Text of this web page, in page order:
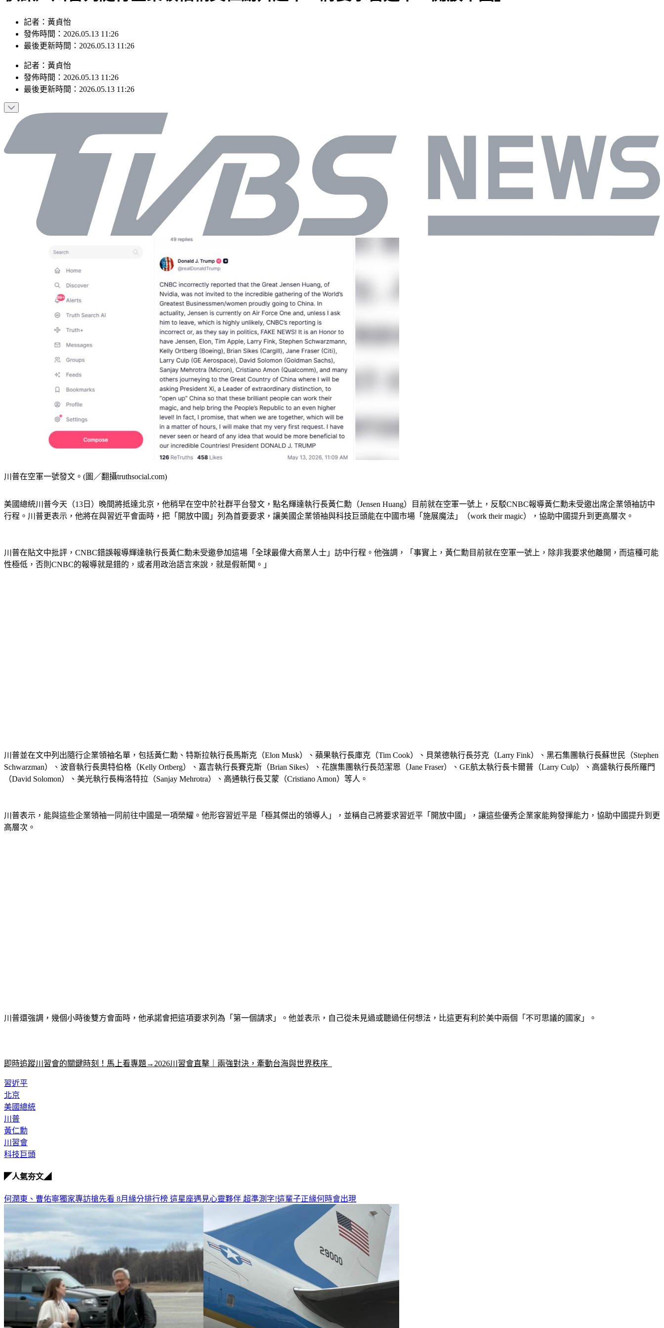
記者：黃貞怡
發佈時間：2026.05.13 11:26
最後更新時間：2026.05.13 11:26
記者 ： 黃貞怡
發佈時間： 2026.05.13 11:26
最後更新時間： 2026.05.13 11:26
川普在空軍一號發文。(圖／翻攝truthsocial.com)
美國總統川普今天（13日）晚間將抵達北京，他稍早在空中於社群平台發文，點名輝達執行長黃仁勳（Jensen Huang）目前就在空軍一號上，反駁CNBC報導黃仁勳未受邀出席企業領袖訪中
行程。川普更表示，他將在與習近平會面時，把「開放中國」列為首要要求，讓美國企業領袖與科技巨頭能在中國市場「施展魔法」（work their magic），協助中國提升到更高層次。
川普在貼文中批評，CNBC錯誤報導輝達執行長黃仁勳未受邀參加這場「全球最偉大商業人士」訪中行程。他強調，「事實上，黃仁勳目前就在空軍一號上，除非我要求他離開，而這種可能
性極低，否則CNBC的報導就是錯的，或者用政治語言來說，就是假新聞。」
川普並在文中列出隨行企業領袖名單，包括黃仁勳、特斯拉執行長馬斯克（Elon Musk）、蘋果執行長庫克（Tim Cook）、貝萊德執行長芬克（Larry Fink）、黑石集團執行長蘇世民（Stephen
Schwarzman）、波音執行長奧特伯格（Kelly Ortberg）、嘉吉執行長賽克斯（Brian Sikes）、花旗集團執行長范潔恩（Jane Fraser）、GE航太執行長卡爾普（Larry Culp）、高盛執行長所羅門
（David Solomon）、美光執行長梅洛特拉（Sanjay Mehrotra）、高通執行長艾蒙（Cristiano Amon）等人。
川普表示，能與這些企業領袖一同前往中國是一項榮耀。他形容習近平是「極其傑出的領導人」，並稱自己將要求習近平「開放中國」，讓這些優秀企業家能夠發揮能力，協助中國提升到更
高層次。
川普還強調，幾個小時後雙方會面時，他承諾會把這項要求列為「第一個請求」。他並表示，自己從未見過或聽過任何想法，比這更有利於美中兩個「不可思議的國家」。
即時追蹤川習會的關鍵時刻！馬上看專題→2026川習會直擊｜兩強對決，牽動台海與世界秩序
習近平
北京
美國總統
川普
黃仁勳
川習會
科技巨頭
◤人氣夯文◢
何潤東、曹佑寧獨家專訪搶先看 8月緣分排行榜 這星座遇見心靈夥伴 超準測字!這輩子正緣何時會出現